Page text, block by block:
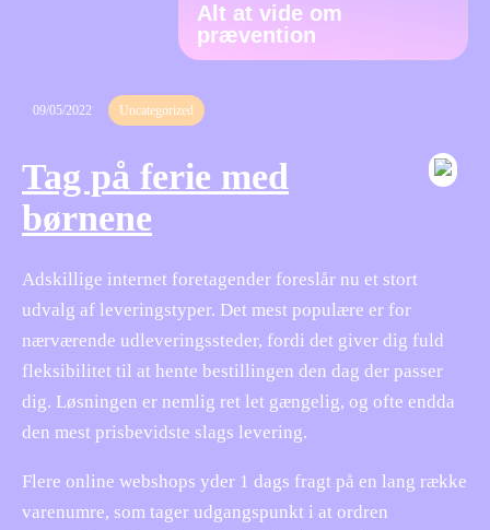
Alt at vide om
prævention
09/05/2022 Uncategorized
Tag på ferie med
børnene
Adskillige internet foretagender foreslår nu et stort
udvalg af leveringstyper. Det mest populære er for
nærværende udleveringssteder, fordi det giver dig fuld
fleksibilitet til at hente bestillingen den dag der passer
dig. Løsningen er nemlig ret let gængelig, og ofte endda
den mest prisbevidste slags levering.
Flere online webshops yder 1 dags fragt på en lang række
varenumre, som tager udgangspunkt i at ordren